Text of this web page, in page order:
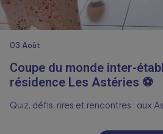
03 Août
Coupe du monde inter-
résidence Les Astéries ⚽
Quiz, défis, rires et rencontres : aux